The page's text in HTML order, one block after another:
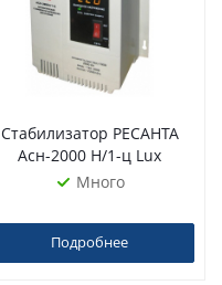
Стабилизатор РЕСАНТА
Асн-2000 Н/1-ц Lux
Много
Подробнее